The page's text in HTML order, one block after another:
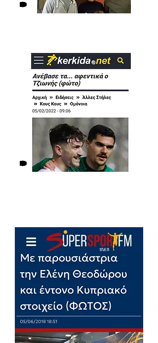
Δείτε το άρθρο
Δείτε το άρθρο